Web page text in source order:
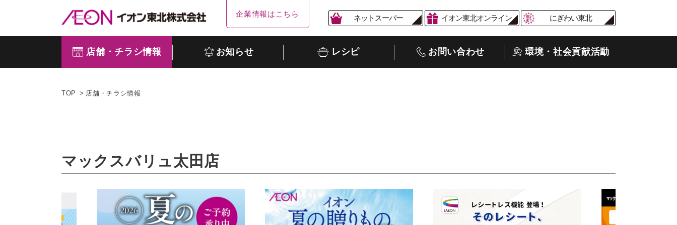
企業情報はこちら ネットスーパー イオン東北オンライン にぎわい東北
店舗・チラシ情報 お知らせ レシピ お問い合わせ 環境・社会貢献活動
TOP 店舗・チラシ情報
マックスバリュ太田店